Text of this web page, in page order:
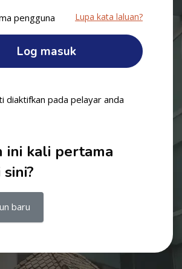
pengguna Lupa kata laluan?
Log masuk
diaktifkan pada pelayar anda
ini kali pertama
baru